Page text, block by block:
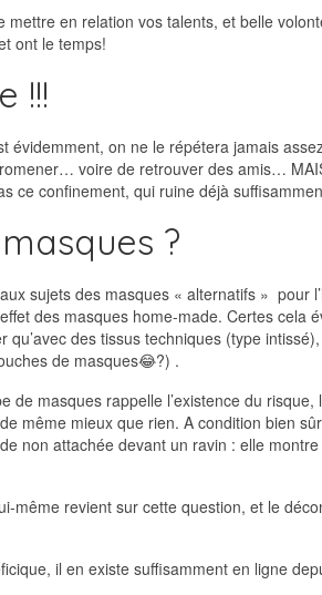
mettre en relation vos talents, et belle
ont le temps!
!!!
évidemment, on ne le répétera jamais
voire de retrouver des amis…
ce confinement, qui ruine déjà
?
sujets des masques « alternatifs »
des masques home-made. Certes cela
qu’avec des tissus techniques (type
de masques😂?) .
de masques rappelle l’existence du
même mieux que rien. A condition bien
non attachée devant un ravin : elle
même revient sur cette question, et le
il en existe suffisamment en ligne